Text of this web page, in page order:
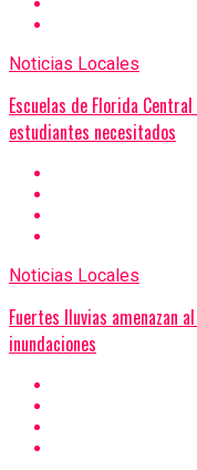
Noticias Locales
Escuelas de Florida
estudiantes necesitados
Noticias Locales
Fuertes lluvias amenazan
inundaciones